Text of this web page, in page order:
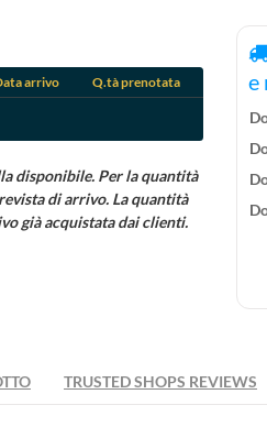
arrivo Q.tà prenotata
disponibile. Per la quantità
di arrivo. La quantità
già acquistata dai clienti.
e
TRUSTED SHOPS REVIEWS